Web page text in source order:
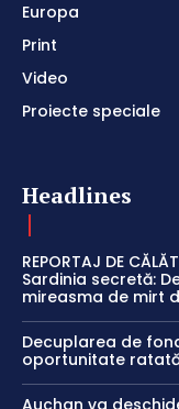
Europa
Print
Video
Proiecte speciale
Headlines
REPORTAJ DE
Sardinia secretă:
mireasma de mirt
Decuplarea de
oportunitate